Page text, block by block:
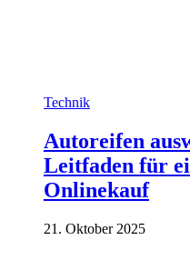
Technik
Autoreifen
Leitfaden für
Onlinekauf
21. Oktober 2025